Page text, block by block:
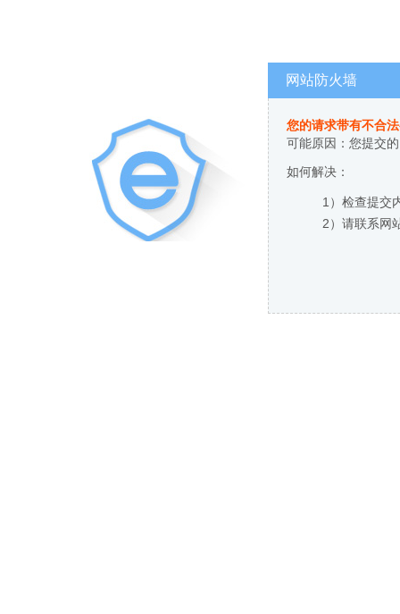
网站防火墙
您的请求带有不合
可能原因：您提交
如何解决：
1）检查提交
2）请联系网